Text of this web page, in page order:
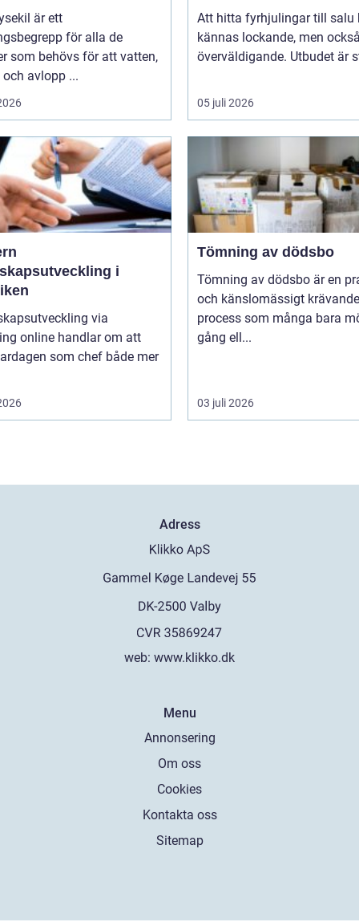
är ett
för alla de
som behövs för att vatten,
avlopp ...
Att hitta fyrhjulingar till salu
kännas lockande, men
överväldigande. Utbudet är
05 juli 2026
i
via
online handlar om att
som chef både mer
Tömning av dödsbo
Tömning av dödsbo är en
och känslomässigt krävande
process som många bara
gång ell...
03 juli 2026
Adress
web: www.klikko.dk
Menu
Annonsering
Om oss
Cookies
Kontakta oss
Sitemap